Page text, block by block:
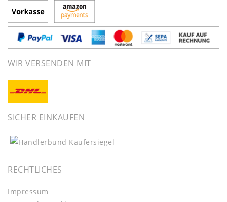
WIR VERSENDEN MIT
SICHER EINKAUFEN
RECHTLICHES
Impressum